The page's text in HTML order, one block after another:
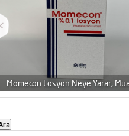
Momecon Losyon Neye Yarar,